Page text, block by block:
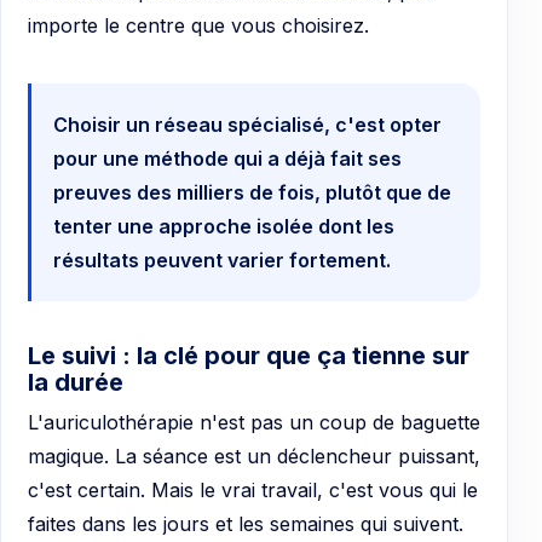
importe le centre que vous choisirez.
Choisir un réseau spécialisé, c'est opter
pour une méthode qui a déjà fait ses
preuves des milliers de fois, plutôt que de
tenter une approche isolée dont les
résultats peuvent varier fortement.
Le suivi : la clé pour que ça tienne sur
la durée
L'auriculothérapie n'est pas un coup de baguette
magique. La séance est un déclencheur puissant,
c'est certain. Mais le vrai travail, c'est vous qui le
faites dans les jours et les semaines qui suivent.